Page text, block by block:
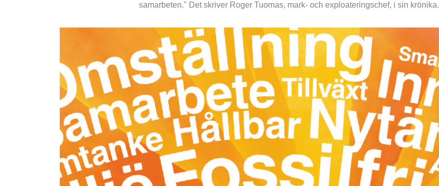
samarbeten." Det skriver Roger Tuomas, mark- och exploateringschef, i sin krönika.